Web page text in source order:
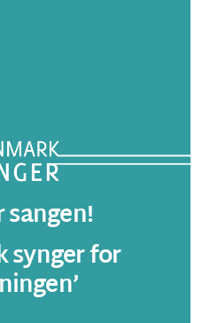
sangen!
synger for